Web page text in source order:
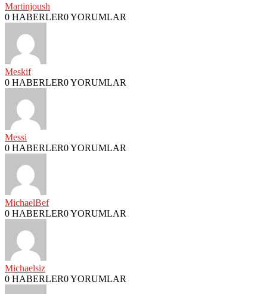
Martinjoush
0 HABERLER0 YORUMLAR
Meskif
0 HABERLER0 YORUMLAR
Messi
0 HABERLER0 YORUMLAR
MichaelBef
0 HABERLER0 YORUMLAR
Michaelsiz
0 HABERLER0 YORUMLAR